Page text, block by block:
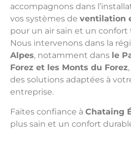
accompagnons dans
vos systèmes de ventilation
pour un air sain et un
Nous intervenons dans la
Alpes, notamment dans le
Forez et les Monts du Forez
des solutions adaptées à
entreprise.
Faites confiance à Chataing
plus sain et un confort